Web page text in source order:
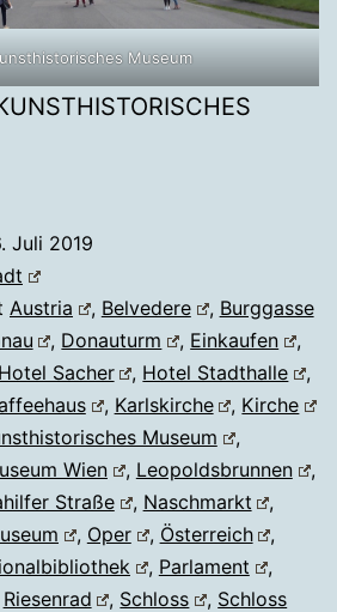
Museum
Juli 2019
Austria , Belvedere , Burggasse
, Donauturm , Einkaufen
,
Hotel Sacher , Hotel Stadthalle
,
, Karlskirche , Kirche
Museum
,
Wien
, Leopoldsbrunnen
,
Straße , Naschmarkt
,
, Oper , Österreich
,
, Parlament
,
Riesenrad , Schloss , Schloss